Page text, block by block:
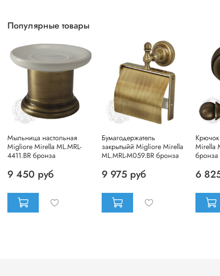
Популярные товары
Мыльница настольная
Migliore Mirella ML.MRL-
4411.BR бронза
9 450 руб
Бумагодержатель
закрытыйй Migliore Mirella
ML.MRL-M059.BR бронза
9 975 руб
Mirella
бронза
6